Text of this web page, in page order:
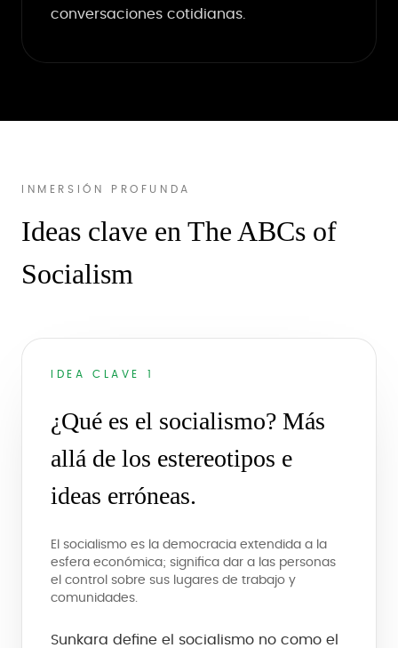
conversaciones cotidianas.
INMERSIÓN PROFUNDA
Ideas clave en The ABCs of
Socialism
IDEA CLAVE 1
¿Qué es el socialismo? Más
allá de los estereotipos e
ideas erróneas.
El socialismo es la democracia extendida a la
esfera económica; significa dar a las personas
el control sobre sus lugares de trabajo y
comunidades.
Sunkara define el socialismo no como el